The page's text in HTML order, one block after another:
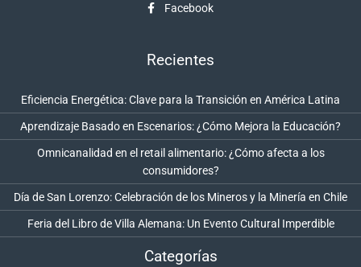
Facebook
Recientes
Eficiencia Energética: Clave para la Transición en América Latina
Aprendizaje Basado en Escenarios: ¿Cómo Mejora la Educación?
Omnicanalidad en el retail alimentario: ¿Cómo afecta a los
consumidores?
Día de San Lorenzo: Celebración de los Mineros y la Minería en Chile
Feria del Libro de Villa Alemana: Un Evento Cultural Imperdible
Categorías